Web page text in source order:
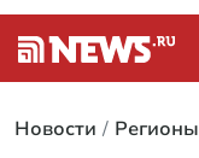
Новости Регионы